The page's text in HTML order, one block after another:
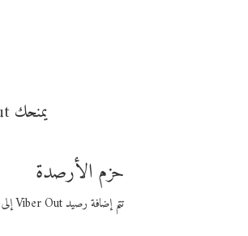
يمنحك Viber Out المزيد من وقت المكالمة مقابل تكلفة أقل من المال. اختر من أحد خيارات الاتصال المرنة ذات السعر المنخفض:
حزم الأرصدة
تتم إضافة رصيد Viber Out إلى رصيدك عند شراء أي مبلغ. باستخدام رصيدك، يمكنك إجراء مكالمات إلى أي رقم في العالم بأسعار فايبر المنخفضة.